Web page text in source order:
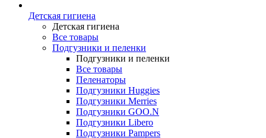
Детская гигиена
Детская гигиена
Все товары
Подгузники и пеленки
Подгузники и пеленки
Все товары
Пеленаторы
Подгузники Huggies
Подгузники Merries
Подгузники GOO.N
Подгузники Libero
Подгузники Pampers